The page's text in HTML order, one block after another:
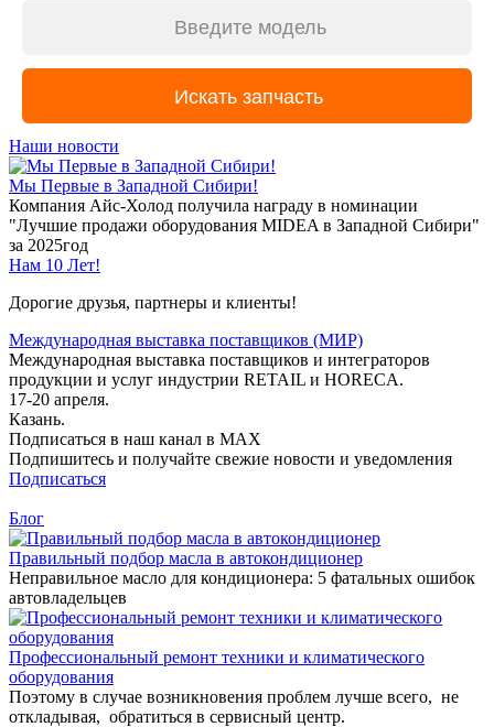
Наши новости
Мы Первые в Западной Сибири!
Компания Айс-Холод получила награду в номинации
"Лучшие продажи оборудования MIDEA в Западной Сибири"
за 2025год
Нам 10 Лет!
Дорогие друзья, партнеры и клиенты!
Международная выставка поставщиков (МИР)
Международная выставка поставщиков и интеграторов
продукции и услуг индустрии RETAIL и HORECA.
17-20 апреля.
Казань.
Подписаться в наш канал в MAX
Подпишитесь и получайте свежие новости и уведомления
Подписаться
Блог
Правильный подбор масла в автокондиционер
Неправильное масло для кондиционера: 5 фатальных ошибок
автовладельцев
Профессиональный ремонт техники и климатического
оборудования
Поэтому в случае возникновения проблем лучше всего, не
откладывая, обратиться в сервисный центр.